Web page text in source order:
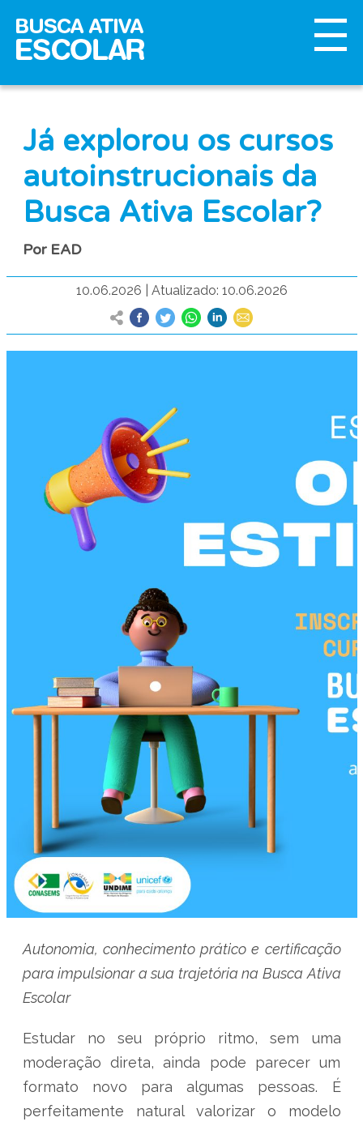
Já explorou os cursos
autoinstrucionais da
Busca Ativa Escolar?
Por EAD
10.06.2026 Atualizado: 10.06.2026
Autonomia, conhecimento prático e certificação
para impulsionar a sua trajetória na Busca Ativa
Escolar
Estudar no seu próprio ritmo, sem uma
moderação direta, ainda pode parecer um
formato novo para algumas pessoas. É
perfeitamente natural valorizar o modelo